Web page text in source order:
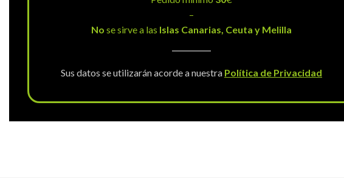
–
No se sirve a las Islas Canarias, Ceuta y Melilla
Sus datos se utilizarán acorde a nuestra Política de Privacidad